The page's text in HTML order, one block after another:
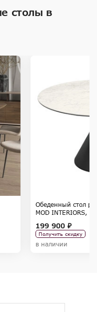
столы в
Обеденный стол
MOD INTERIORS,
199 900 ₽
Получить скидку
в наличии